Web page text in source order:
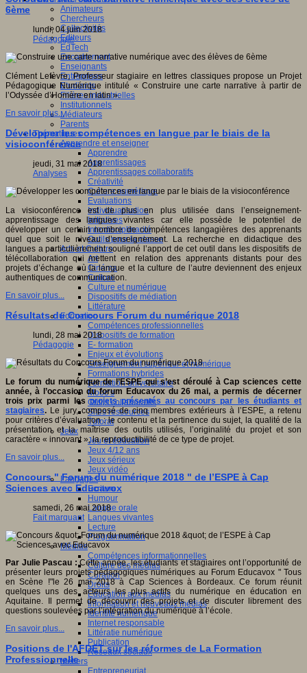
Animateurs
Chercheurs
Collectivités
Editeurs
EdTech
Encadrement
Enseignants
Entreprises
Etudiants
Filières industrielles
Institutionnels
Médiateurs
Parents
Thématiques
Apprendre et enseigner
Apprendre
Apprentissages
Apprentissages collaboratifs
Créativité
Culture numérique
Evaluations
Individualisation
Initiatives
Interdisciplinarité
Outils pour la classe
Arts et Culture
Art
Cinéma
Culture
Culture et numérique
Dispositifs de médiation
Littérature
Formation
Compétences professionnelles
Dispositifs de formation
E- formation
Enjeux et évolutions
Enseignement supérieur et numérique
Formations hybrides
Formation universitaire
Mooc’s
Outils collaboratifs
Sites ressources
Tutorat
Jeux
Jeu et éducation
Jeux 4/12 ans
Jeux sérieux
Jeux vidéo
Langages
Ecriture
Humour
Langue orale
Langues vivantes
Lecture
Programmation
Médias
Compétences informationnelles
Culture des médias
Curation
Droits
Education aux médias
Information et nouveaux médias
Identité numérique
Internet responsable
Littératie numérique
Publication
Réseaux sociaux
Métiers
Entrepreneuriat
6ème
lundi, 04 juin 2018
Pédagogie
Clément Lefèvre, Professeur stagiaire en lettres classiques propose un Projet
Pédagogique Numérique intitulé « Construire une carte narrative à partir de
l’Odyssée d’Homère en latin ».
En savoir plus...
Développer les compétences en langue par le biais de la
visioconférence
jeudi, 31 mai 2018
Analyses
La visioconférence est de plus en plus utilisée dans l’enseignement-
apprentissage des langues vivantes car elle possède le potentiel de
développer un certain nombre de compétences langagières des apprenants
quel que soit le niveau d’enseignement. La recherche en didactique des
langues a particulièrement souligné l’apport de cet outil dans les dispositifs de
télécollaboration qui mettent en relation des apprenants distants pour des
projets d’échange où la langue et la culture de l’autre deviennent des enjeux
authentiques de communication.
En savoir plus...
Résultats du Concours Forum du numérique 2018
lundi, 28 mai 2018
Pédagogie
Le forum du numérique de l’ESPE qui s’est déroulé à Cap sciences cette
année, à l’occasion du forum Educavox du 26 mai, a permis de décerner
trois prix parmi lesprojets présentés au concours par les étudiants et
stagiaires. Le jury, composé de cinq membres extérieurs à l’ESPE, a retenu
pour critères d’évaluation : le contenu et la pertinence du sujet, la qualité de la
présentation et la maîtrise des outils utilisés, l’originalité du projet et son
caractère « innovant », la reproductibilité de ce type de projet.
En savoir plus...
Concours " Forum du numérique 2018 " de l’ESPE à Cap
Sciences avec Educavox
samedi, 26 mai 2018
Fait marquant
Par Julie Pascau :Cette année, les étudiants et stagiaires ont l’opportunité de
présenter leurs projets pédagogiques numériques au Forum Educavox " Tous
en Scène !"le 26 mai 2018 à Cap Sciences à Bordeaux. Ce forum réunit
quelques uns des acteurs les plus actifs du numérique en éducation en
Aquitaine. Il permet de découvrir des projets et de discuter librement des
questions soulevées par l’intégration du numérique à l’école.
En savoir plus...
Positions de l'AFDET sur les réformes de La Formation
Professionnelle